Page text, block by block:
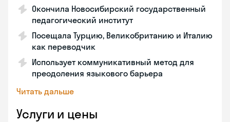
Окончила Новосибирский государственный
педагогический институт
Посещала Турцию, Великобританию и Италию
как переводчик
Использует коммуникативный метод для
преодоления языкового барьера
Читать дальше
Услуги и цены